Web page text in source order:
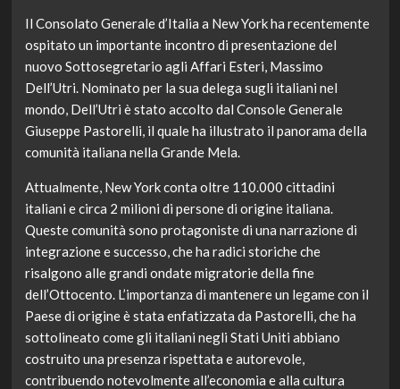
Il Consolato Generale d’Italia a New York ha recentemente
ospitato un importante incontro di presentazione del
nuovo Sottosegretario agli Affari Esteri, Massimo
Dell’Utri. Nominato per la sua delega sugli italiani nel
mondo, Dell’Utri è stato accolto dal Console Generale
Giuseppe Pastorelli, il quale ha illustrato il panorama della
comunità italiana nella Grande Mela.
Attualmente, New York conta oltre 110.000 cittadini
italiani e circa 2 milioni di persone di origine italiana.
Queste comunità sono protagoniste di una narrazione di
integrazione e successo, che ha radici storiche che
risalgono alle grandi ondate migratorie della fine
dell’Ottocento. L’importanza di mantenere un legame con il
Paese di origine è stata enfatizzata da Pastorelli, che ha
sottolineato come gli italiani negli Stati Uniti abbiano
costruito una presenza rispettata e autorevole,
contribuendo notevolmente all’economia e alla cultura